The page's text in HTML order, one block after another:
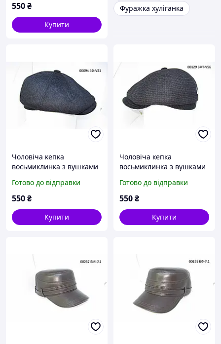
550₴
Купити
Фуражка хуліганка
Чоловіча кепка
восьмиклинка з вушками
Готово до відправки
550₴
Купити
Чоловіча кепка
восьмиклинка з вушками
Готово до відправки
550₴
Купити